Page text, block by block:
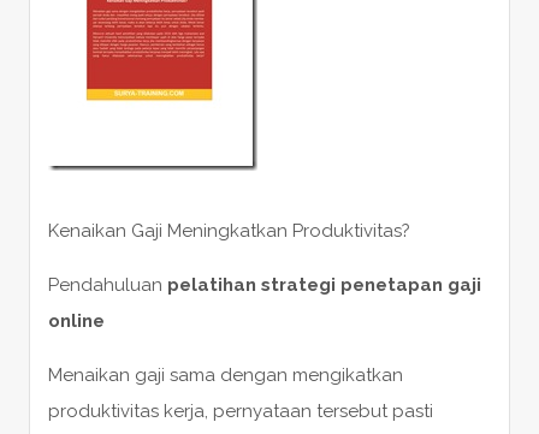
Kenaikan Gaji Meningkatkan Produktivitas?
Pendahuluan pelatihan strategi penetapan gaji
online
Menaikan gaji sama dengan mengikatkan
produktivitas kerja, pernyataan tersebut pasti